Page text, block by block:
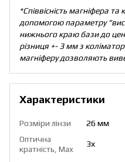
*Співвісність магніфера
допомогою параметру
нижнього краю бази до
різниця +- 3 мм з
магніферу дозволяють
Характеристики
Розміри лінзи
26 мм
Оптична
кратність, Max
3х